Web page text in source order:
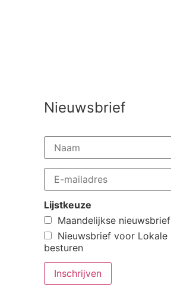
Nieuwsbrief
Lijstkeuze
Maandelijkse nieuwsbrief
Nieuwsbrief voor Lokale
besturen